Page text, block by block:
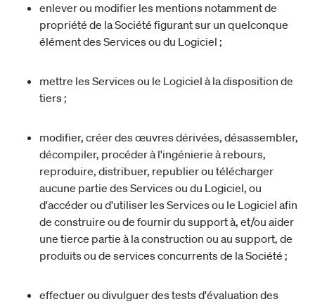
enlever ou modifier les mentions notamment de
propriété de la Société figurant sur un quelconque
élément des Services ou du Logiciel ;
mettre les Services ou le Logiciel à la disposition de
tiers ;
modifier, créer des œuvres dérivées, désassembler,
décompiler, procéder à l'ingénierie à rebours,
reproduire, distribuer, republier ou télécharger
aucune partie des Services ou du Logiciel, ou
d'accéder ou d'utiliser les Services ou le Logiciel afin
de construire ou de fournir du support à, et/ou aider
une tierce partie à la construction ou au support, de
produits ou de services concurrents de la Société ;
effectuer ou divulguer des tests d'évaluation des